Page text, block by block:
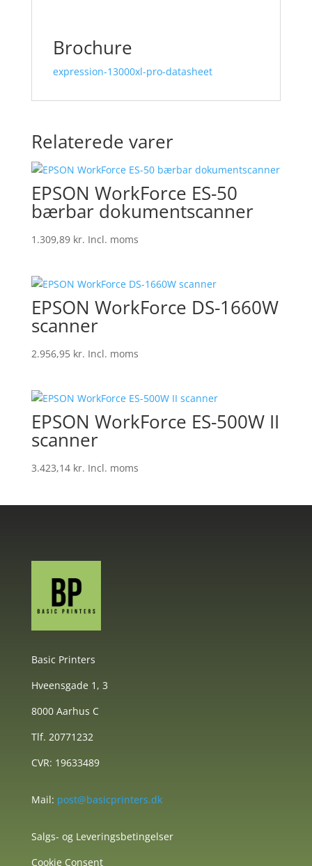
Brochure
expression-13000xl-pro-datasheet
Relaterede varer
EPSON WorkForce ES-50
bærbar dokumentscanner
1.309,89 kr. Incl. moms
EPSON WorkForce DS-1660W
scanner
2.956,95 kr. Incl. moms
EPSON WorkForce ES-500W II
scanner
3.423,14 kr. Incl. moms
Basic Printers
Hveensgade 1, 3
8000 Aarhus C
Tlf. 20771232
CVR: 19633489
Mail: post@basicprinters.dk
Salgs- og Leveringsbetingelser
Cookie Consent